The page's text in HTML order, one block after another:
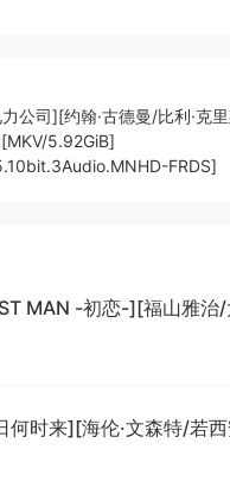
公司][约翰·古德曼/比利·克
5.92GiB]
FRDS]
MAN -初恋-][福山雅治/
5.47GiB]
时来][海伦·文森特/若西
7.09GiB]